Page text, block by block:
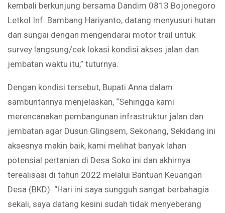
kembali berkunjung bersama Dandim 0813 Bojonegoro
Letkol Inf. Bambang Hariyanto, datang menyusuri hutan
dan sungai dengan mengendarai motor trail untuk
survey langsung/cek lokasi kondisi akses jalan dan
jembatan waktu itu,” tuturnya.
Dengan kondisi tersebut, Bupati Anna dalam
sambuntannya menjelaskan, “Sehingga kami
merencanakan pembangunan infrastruktur jalan dan
jembatan agar Dusun Glingsem, Sekonang, Sekidang ini
aksesnya makin baik, kami melihat banyak lahan
potensial pertanian di Desa Soko ini dan akhirnya
terealisasi di tahun 2022 melalui Bantuan Keuangan
Desa (BKD). “Hari ini saya sungguh sangat berbahagia
sekali, saya datang kesini sudah tidak menyeberang